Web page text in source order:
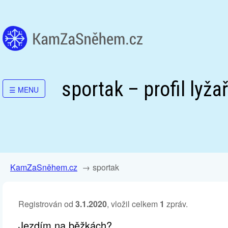
☰ MENU sportak – profil
KamZaSněhem.cz sportak
Registrován od 3.1.2020, vložil celkem 1 zpráv.